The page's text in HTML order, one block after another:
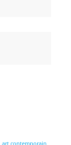
art contemporain